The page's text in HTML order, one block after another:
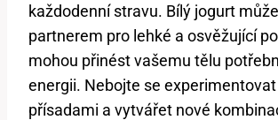
každodenní stravu. Bílý jogurt
partnerem pro lehké a osvěžující
mohou přinést vašemu tělu
energii. Nebojte se
přísadami a vytvářet nové